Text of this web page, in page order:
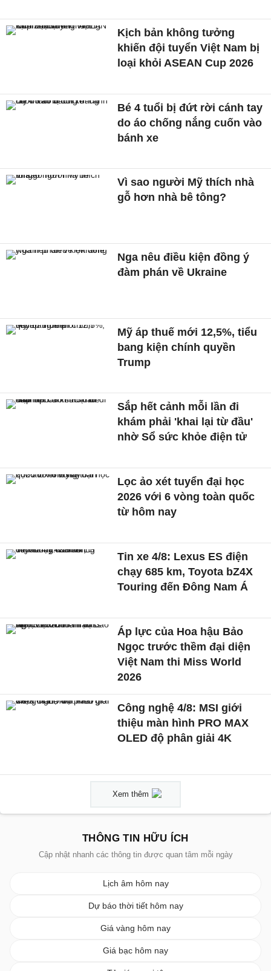
Kịch bản không tưởng
khiến đội tuyển Việt Nam bị
loại khỏi ASEAN Cup 2026
Bé 4 tuổi bị đứt rời cánh tay
do áo chống nắng cuốn vào
bánh xe
Vì sao người Mỹ thích nhà
gỗ hơn nhà bê tông?
Nga nêu điều kiện đồng ý
đàm phán về Ukraine
Mỹ áp thuế mới 12,5%, tiểu
bang kiện chính quyền
Trump
Sắp hết cảnh mỗi lần đi
khám phải 'khai lại từ đầu'
nhờ Sổ sức khỏe điện tử
Lọc ảo xét tuyển đại học
2026 với 6 vòng toàn quốc
từ hôm nay
Tin xe 4/8: Lexus ES điện
chạy 685 km, Toyota bZ4X
Touring đến Đông Nam Á
Áp lực của Hoa hậu Bảo
Ngọc trước thềm đại diện
Việt Nam thi Miss World
2026
Công nghệ 4/8: MSI giới
thiệu màn hình PRO MAX
OLED độ phân giải 4K
Xem thêm
THÔNG TIN HỮU ÍCH
Cập nhật nhanh các thông tin được quan tâm mỗi ngày
Lịch âm hôm nay
Dự báo thời tiết hôm nay
Giá vàng hôm nay
Giá bạc hôm nay